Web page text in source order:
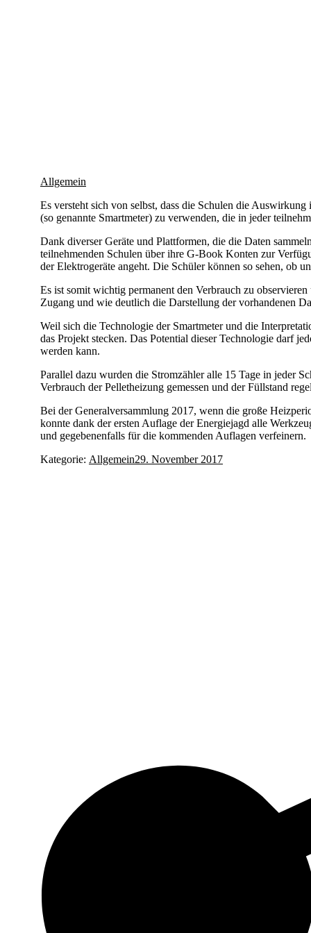
Allgemein
Es versteht sich von selbst, dass die Schulen die
(so genannte Smartmeter) zu verwenden, die in jeder
Dank diverser Geräte und Plattformen, die die Daten
teilnehmenden Schulen über ihre G-Book Konten zur
der Elektrogeräte angeht. Die Schüler können so sehen, ob
Es ist somit wichtig permanent den Verbrauch zu
Zugang und wie deutlich die Darstellung der vorhandenen
Weil sich die Technologie der Smartmeter und die
das Projekt stecken. Das Potential dieser Technologie darf
werden kann.
Parallel dazu wurden die Stromzähler alle 15 Tage in jeder
Verbrauch der Pelletheizung gemessen und der Füllstand
Bei der Generalversammlung 2017, wenn die große
konnte dank der ersten Auflage der Energiejagd alle
und gegebenenfalls für die kommenden Auflagen verfeinern.
Kategorie: Allgemein29. November 2017